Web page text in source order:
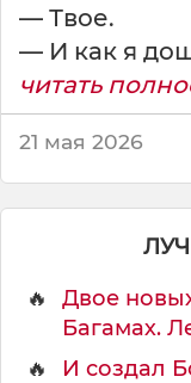
— Твое.
— И как я
читать
21 мая 2026
🔥
Двое
Багамах.
🔥
И создал